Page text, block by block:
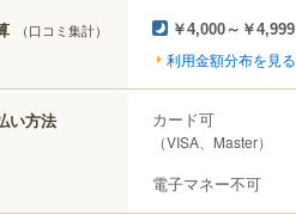
（口コミ集計） ￥4,000～￥4,999
利用金額分布を見る
い方法 カード可
（VISA、Master）
電子マネー不可